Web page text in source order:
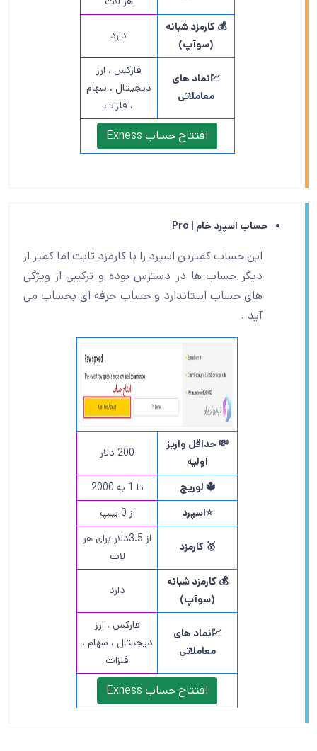
💰 کارمزد شبانه
💹نماد های
فارکس ، ارز
دیجیتال ، سهام
افتتاح حساب Exness
حساب اسپرد خام | Pro
این حساب کمترین اسپرد را با کارمزد ثابت اما کمتر از
دیگر حساب ها در دسترس بوده و ترکیبی از ویژگی
های حساب استاندارد و حساب حرفه ای بحساب می
💸 حداقل واریز
200 دلار
تا 1 به 2000
از 3.5دلار برای هر
💰 کارمزد شبانه
💹نماد های
فارکس ، ارز
دیجیتال ، سهام ،
افتتاح حساب Exness